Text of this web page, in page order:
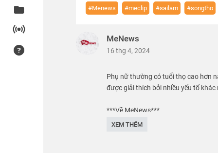
#Menews #meclip #sailam #songtho
MeNews
16 thg 4, 2024
Phụ nữ thường có tuổi thọ cao hơn
được giải thích bởi nhiều yếu tố
***Về MeNews***
XEM THÊM